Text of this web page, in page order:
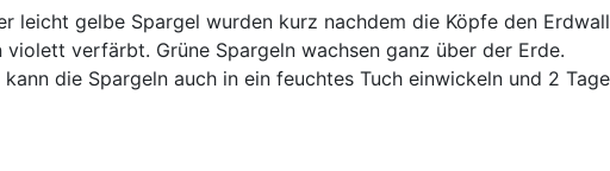
leicht gelbe Spargel wurden kurz nachdem die Köpfe den
verfärbt. Grüne Spargeln wachsen ganz über der Erde.
die Spargeln auch in ein feuchtes Tuch einwickeln und 2